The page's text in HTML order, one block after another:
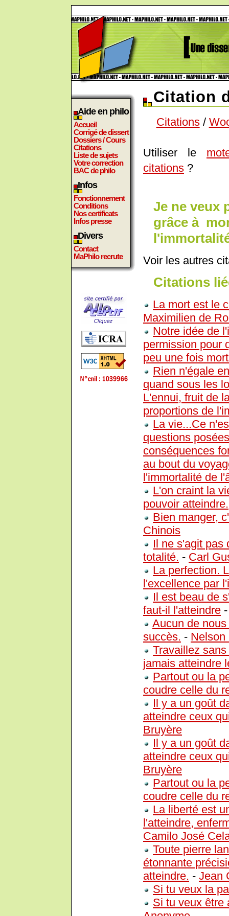
Aide en philo
Accueil
Corrigé de dissert
Dossiers / Cours
Citations
Liste de sujets
Votre correction
BAC de philo
Infos
Fonctionnement
Conditions
Nos certificats
Infos presse
Divers
Contact
MaPhilo recrute
Citation
Citations/
Utiliser le
citations ?
Je ne veux
grâce à
Voir les autres
Citations
La mort est le
Maximilien de
Notre idée de
permission pour
peu une fois
Rien n'égale
quand sous les
L'ennui, fruit de
proportions de
La vie...Ce
questions
conséquences
au bout du
l'immortalité de
L'on craint la
pouvoir atteindre.
Bien manger,
Chinois
Il ne s'agit pas
totalité. - Carl
La perfection.
l'excellence par
Il est beau de
faut-il l'atteindre
Aucun de
succès. - Nelson
Travaillez
jamais atteindre
Partout ou la
coudre celle du
Il y a un goût
atteindre ceux
Bruyère
Il y a un goût
atteindre ceux
Bruyère
Partout ou la
coudre celle du
La liberté est
l'atteindre,
Camilo José
Toute pierre
étonnante
atteindre. - Jean
Si tu veux la
Si tu veux être